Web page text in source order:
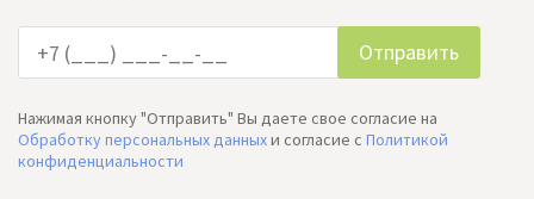
Нажимая кнопку "Отправить" Вы даете свое согласие на
Обработку персональных данныхи согласие c Политикой
конфиденциальности